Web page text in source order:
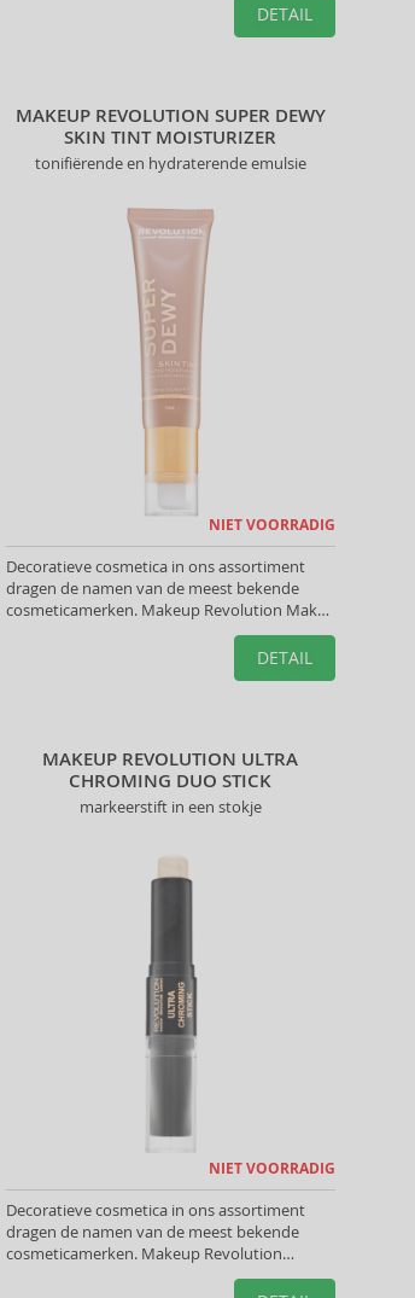
DETAIL
MAKEUP REVOLUTION SUPER DEWY
SKIN TINT MOISTURIZER
tonifiërende en hydraterende emulsie
NIET VOORRADIG
Decoratieve cosmetica in ons assortiment
dragen de namen van de meest bekende
cosmeticamerken. Makeup Revolution Make-
ups helpen u de perfecte look te creëren.
DETAIL
MAKEUP REVOLUTION ULTRA
CHROMING DUO STICK
markeerstift in een stokje
NIET VOORRADIG
Decoratieve cosmetica in ons assortiment
dragen de namen van de meest bekende
cosmeticamerken. Makeup Revolution
Markeerstiften helpen u de perfecte look te